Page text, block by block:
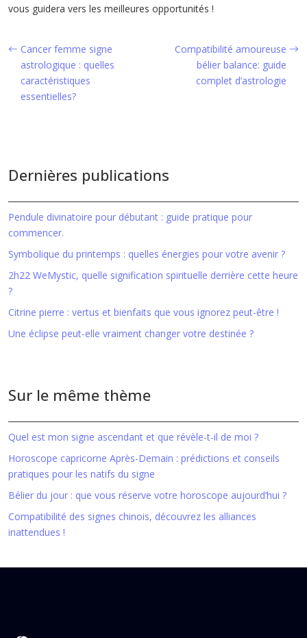
vous guidera vers les meilleures opportunités !
Cancer femme signe
astrologique : quelles
caractéristiques
essentielles?
Compatibilité amoureuse
bélier balance: guide
complet d’astrologie
Dernières publications
Pendule divinatoire pour débutant : guide pratique pour
commencer.
Symbolique du printemps : quelles énergies pour votre avenir ?
2h22 WeMystic, quelle signification spirituelle derrière cette heure
?
Citrine pierre : vertus et bienfaits que vous ignorez peut-être !
Une éclipse peut-elle vraiment changer votre destinée ?
Sur le même thème
Quel est mon signe ascendant et que révèle-t-il de moi ?
Horoscope capricorne Après-Demain : prédictions et conseils
pratiques pour les natifs du signe
Bélier du jour : que vous réserve votre horoscope aujourd’hui ?
Compatibilité des signes chinois, découvrez les alliances
inattendues !